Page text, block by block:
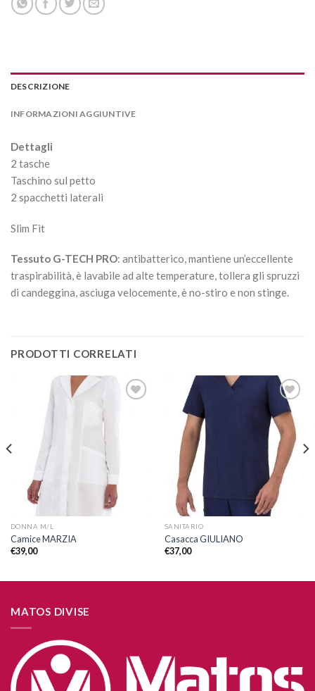
DESCRIZIONE
INFORMAZIONI AGGIUNTIVE
Dettagli
2 tasche
Taschino sul petto
2 spacchetti laterali
Slim Fit
Tessuto G-TECH PRO: antibatterico, mantiene un’eccellente
traspirabilità, è lavabile ad alte temperature, tollera gli spruzzi
di candeggina, asciuga velocemente, è no-stiro e non stinge.
PRODOTTI CORRELATI
DONNA M/L
Camice MARZIA
€39,00
Aggiungi
alla lista
dei
desideri
SANITARIO
Casacca GIULIANO
€37,00
MATOS DIVISE